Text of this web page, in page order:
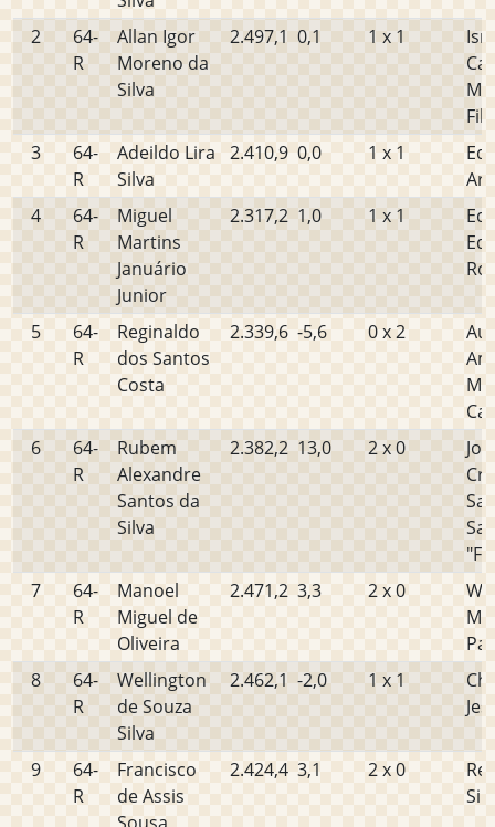
2
64-
R
Allan Igor
Moreno da
Silva
2.497,1 0,1 1 x 1
3
64-
R
Adeildo Lira
Silva
2.410,9 0,0 1 x 1
4
64-
R
Miguel
Martins
Januário
Junior
2.317,2 1,0 1 x 1
Edi
5
64-
R
Reginaldo
dos Santos
Costa
2.339,6 -5,6 0 x 2
6
64-
R
Rubem
Alexandre
Santos da
Silva
2.382,2 13,0 2 x 0
7
64-
R
Manoel
Miguel de
Oliveira
2.471,2 3,3 2 x 0
8
64-
R
Wellington
de Souza
Silva
2.462,1 -2,0 1 x 1
9
64-
R
Francisco
de Assis
2.424,4 3,1 2 x 0